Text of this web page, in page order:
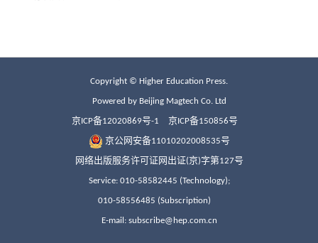
Copyright © Higher Education Press.
Powered by Beijing Magtech Co. Ltd
京ICP备12020869号-1 京ICP备150856号
京公网安备11010202008535号
网络出版服务许可证网出证(京)字第127号
Service: 010-58582445 (Technology);
010-58556485 (Subscription)
E-mail: subscribe@hep.com.cn